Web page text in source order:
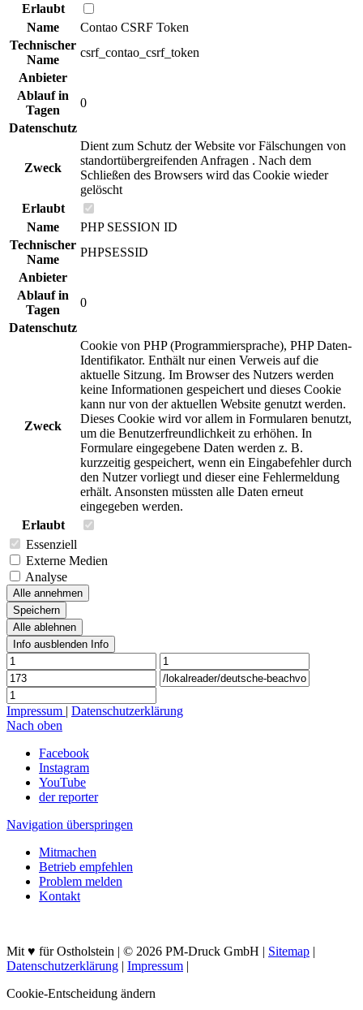
Erlaubt
Name
Contao CSRF Token
Technischer
Name
csrf_contao_csrf_token
Anbieter
Ablauf in
Tagen
0
Datenschutz
Zweck
Dient zum Schutz der Website vor Fälschungen von
standortübergreifenden Anfragen . Nach dem
Schließen des Browsers wird das Cookie wieder
gelöscht
Erlaubt
Name
PHP SESSION ID
Technischer
Name
PHPSESSID
Anbieter
Ablauf in
Tagen
0
Datenschutz
Zweck
Cookie von PHP (Programmiersprache), PHP Daten-
Identifikator. Enthält nur einen Verweis auf die
aktuelle Sitzung. Im Browser des Nutzers werden
keine Informationen gespeichert und dieses Cookie
kann nur von der aktuellen Website genutzt werden.
Dieses Cookie wird vor allem in Formularen benutzt,
um die Benutzerfreundlichkeit zu erhöhen. In
Formulare eingegebene Daten werden z. B.
kurzzeitig gespeichert, wenn ein Eingabefehler durch
den Nutzer vorliegt und dieser eine Fehlermeldung
erhält. Ansonsten müssten alle Daten erneut
eingegeben werden.
Erlaubt
Essenziell
Externe Medien
Analyse
Alle annehmen
Speichern
Alle ablehnen
Info ausblenden Info
Impressum | Datenschutzerklärung
Nach oben
Facebook
Instagram
YouTube
der reporter
Navigation überspringen
Mitmachen
Betrieb empfehlen
Problem melden
Kontakt
Mit ♥ für Ostholstein | © 2026 PM-Druck GmbH | Sitemap |
Datenschutzerklärung | Impressum |
Cookie-Entscheidung ändern